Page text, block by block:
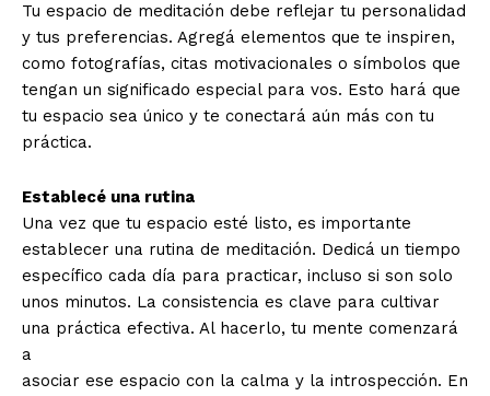
Tu espacio de meditación debe reflejar tu personalidad
y tus preferencias. Agregá elementos que te inspiren,
como fotografías, citas motivacionales o símbolos que
tengan un significado especial para vos. Esto hará que
tu espacio sea único y te conectará aún más con tu
práctica.
Establecé una rutina
Una vez que tu espacio esté listo, es importante
establecer una rutina de meditación. Dedicá un tiempo
específico cada día para practicar, incluso si son solo
unos minutos. La consistencia es clave para cultivar
una práctica efectiva. Al hacerlo, tu mente comenzará
a
asociar ese espacio con la calma y la introspección. En